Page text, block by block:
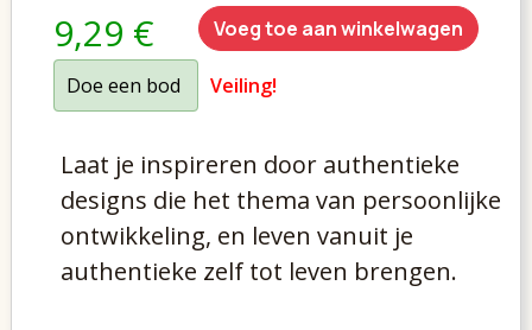
9,29 € Voeg toe aan winkelwagen
Doe een bod Veiling!
Laat je inspireren door authentieke
designs die het thema van persoonlijke
ontwikkeling, en leven vanuit je
authentieke zelf tot leven brengen.